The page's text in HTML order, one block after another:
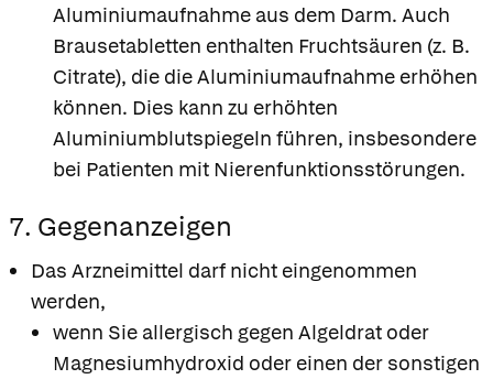
Aluminiumaufnahme aus dem Darm. Auch
Brausetabletten enthalten Fruchtsäuren (z. B.
Citrate), die die Aluminiumaufnahme erhöhen
können. Dies kann zu erhöhten
Aluminiumblutspiegeln führen, insbesondere
bei Patienten mit Nierenfunktionsstörungen.
7. Gegenanzeigen
Das Arzneimittel darf nicht eingenommen
werden,
wenn Sie allergisch gegen Algeldrat oder
Magnesiumhydroxid oder einen der sonstigen